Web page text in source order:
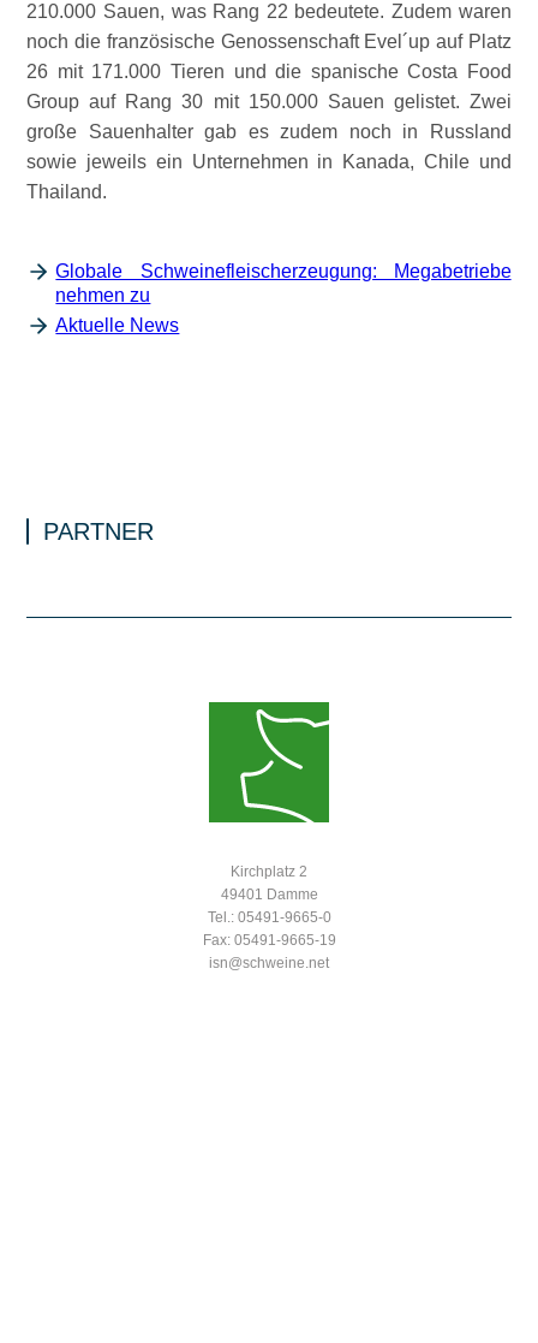
210.000 Sauen, was Rang 22 bedeutete. Zudem waren
noch die französische Genossenschaft Evel´up auf Platz
26 mit 171.000 Tieren und die spanische Costa Food
Group auf Rang 30 mit 150.000 Sauen gelistet. Zwei
große Sauenhalter gab es zudem noch in Russland
sowie jeweils ein Unternehmen in Kanada, Chile und
Thailand.
Globale Schweinefleischerzeugung: Megabetriebe
nehmen zu
Aktuelle News
PARTNER
Kirchplatz 2
49401 Damme
Tel.: 05491-9665-0
Fax: 05491-9665-19
isn@schweine.net